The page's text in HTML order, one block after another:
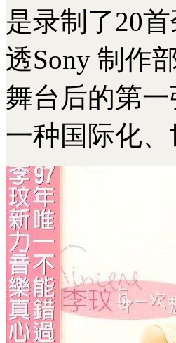
是录制了20
透Sony 制作
舞台后的第
一种国际化